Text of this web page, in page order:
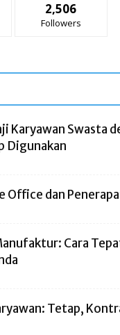
2,506
Followers
Karyawan Swasta
Digunakan
Office dan
Cara
Tetap,